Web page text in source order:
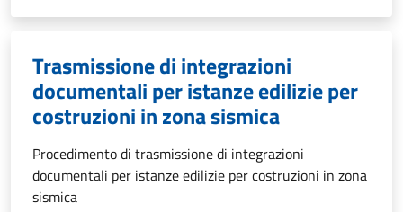
Trasmissione di integrazioni
documentali per istanze edilizie per
costruzioni in zona sismica
Procedimento di trasmissione di integrazioni
documentali per istanze edilizie per costruzioni in zona
sismica